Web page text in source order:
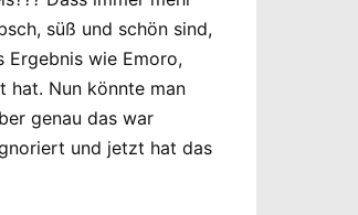
süß und schön sind,
Ergebnis wie Emoro,
hat. Nun könnte man
genau das war
und jetzt hat das